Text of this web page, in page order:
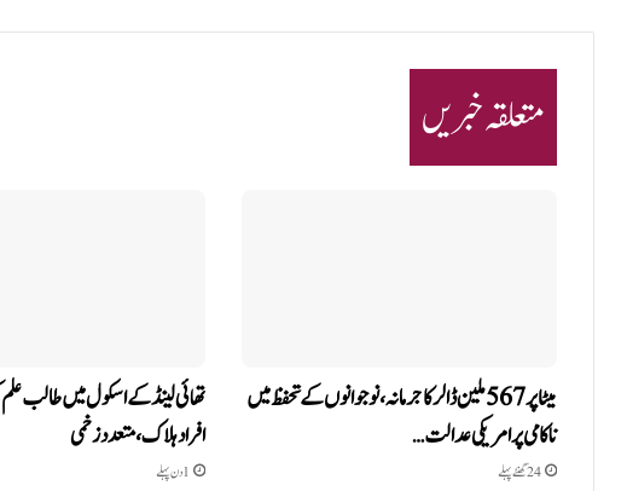
متعلقہ خبریں
میٹا پر 567 ملین ڈالر کا جرمانہ، نوجوانوں کے تحفظ میں
ناکامی پر امریکی عدالت…
24 گھنٹے پہلے
افراد ہلاک، متعدد زخمی
1 دن پہلے